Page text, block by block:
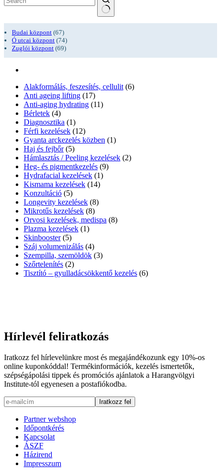
results
Budai központ (67)
Ó utcai központ (74)
Zuglói központ (69)
Alakformálás, feszesítés, cellulit (6)
Anti ageing lifting (17)
Anti-aging hydrating (11)
Bérletek (4)
Diagnosztika (1)
Férfi kezelések (12)
Gyanta arckezelés közben (1)
Haj és fejbőr(5)
Hámlasztás / Peeling kezelések (2)
Heg- és pigmentkezelés (9)
Hydrafacial kezelések (1)
Kismama kezelések (14)
Konzultáció (5)
Longevity kezelések (8)
Mikrotűs kezelések (8)
Orvosi kezelések, medispa (8)
Plazma kezelések (1)
Skinbooster(5)
Száj volumenizálás (4)
Szempilla, szemöldök (3)
Szőrtelenítés (2)
Tisztító – gyulladácsökkentő kezelés (6)
Hírlevél feliratkozás
Iratkozz fel hírlevelünkre most és megajándékozunk egy 10%-os
online kuponkóddal! Termékinformációk, kezelés ismertetők,
szépségápolási tippek és promóciós ajánlatok a Harangvölgyi
Institute-tól egyenesen a postafiókodba.
Partner webshop
Időpontkérés
Kapcsolat
ÁSZF
Házirend
Impresszum